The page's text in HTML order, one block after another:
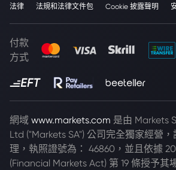
法律 法規和法律文件包 Cookie 披露聲明
付款
方式
網域 www.markets.com 是由 Markets
Ltd ("Markets SA") 公司完全獨家經營，
理，執照證號為： 46860，並且依據
(Financial Markets Act) 第 19 條授予其